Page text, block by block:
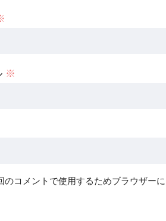
※
のコメントで使用するためブラウザー